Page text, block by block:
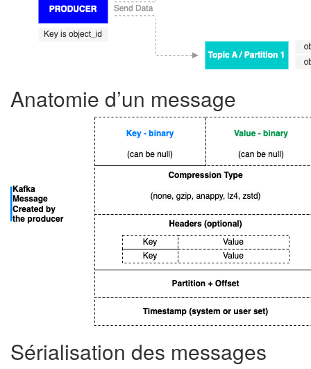
Anatomie d’un message
Sérialisation des messages